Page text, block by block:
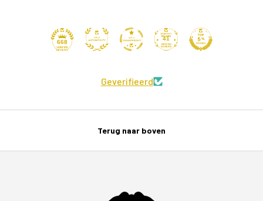
668
41
Geverifieerd
Terug naar boven